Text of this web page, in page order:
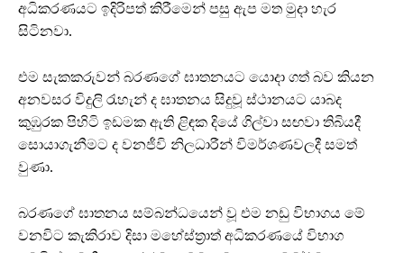
අධිකරණයට ඉදිරිපත් කිරීමෙන් පසු ඇප මත මුදා හැර
සිටිනවා.
එම සැකකරුවන් බරණගේ ඝාතනයට යොදා ගත් බව කියන
අනවසර විදුලි රැහැන් ද ඝාතනය සිදුවූ ස්ථානයට යාබද
කුඹුරක පිහිටි ඉඩමක ඇති ළිඳක දියේ ගිල්වා සඟවා තිබියදී
සොයාගැනීමට ද වනජීවි නිලධාරීන් විමර්ශණවලදී සමත්
වුණා.
බරණගේ ඝාතනය සම්බන්ධයෙන් වූ එම නඩු විභාගය මේ
වනවිට කැකිරාව දිසා මහේස්ත්‍රාත් අධිකරණයේ විභාග